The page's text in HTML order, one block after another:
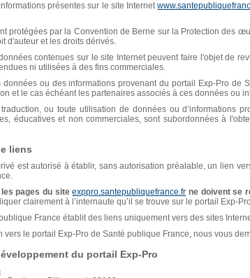
présentes sur le site Internet
protégées par la Convention de Berne sur la Protection des
d'auteur et les droits dérivés.
contenues sur le site Internet peuvent faire l'objet de
ni utilisées à des fins commerciales.
données ou des informations provenant du portail Exp-Pro
et le cas échéant les partenaires associés à ces données ou
ou toute utilisation de données ou d’informations
éducatives et non commerciales, sont subordonnées à
liens
est autorisé à établir, sans autorisation préalable, un lien
pages du siteexppro.santepubliquefrance.fr ne doivent se
clairement à l’internaute qu’il se trouve sur le portail Exp-
France établit des liens uniquement vers des sites
vers le portail Exp-Pro de Santé publique France, nous vous
du portail Exp-Pro